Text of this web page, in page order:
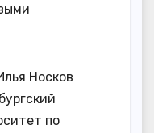
Носков
по